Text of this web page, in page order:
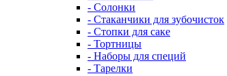
- Солонки
- Стаканчики для зубочисток
- Стопки для саке
- Тортницы
- Наборы для специй
- Тарелки